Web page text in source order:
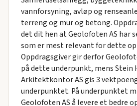
vannforsyning, avløp og
terreng og mur og betong.
det dit hen at Geolofoten AS har
som er mest relevant for dette
Oppdragsgiver gir derfor
på dette underpunkt, mens Stein
Arkitektkontor AS gis 3
underpunktet. På underpunktet
Geolofoten AS å levere et bedre